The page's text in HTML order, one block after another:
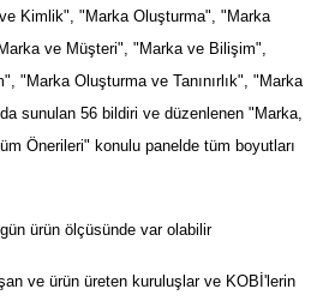
Kimlik", "Marka Oluşturma", "Marka
ve Müşteri", "Marka ve Bilişim",
"Marka Oluşturma ve Tanınırlık", "Marka
sunulan 56 bildiri ve düzenlenen "Marka,
Önerileri" konulu panelde tüm boyutları
ürün ölçüsünde var olabilir
ve ürün üreten kuruluşlar ve KOBİ'lerin